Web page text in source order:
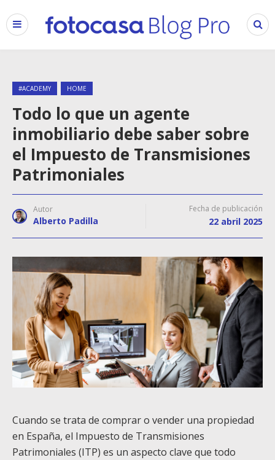
#ACADEMY HOME
Todo lo que un agente
inmobiliario debe saber sobre
el Impuesto de Transmisiones
Patrimoniales
Autor
Alberto Padilla
Fecha de publicación
22 abril 2025
Cuando se trata de comprar o vender una propiedad
en España, el Impuesto de Transmisiones
Patrimoniales (ITP) es un aspecto clave que todo